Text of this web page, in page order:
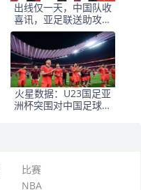
出线仅一天，中国队收
喜讯，亚足联送助攻，
保送4强？
火星数据：U23国足亚
洲杯突围对中国足球的
比赛
NBA